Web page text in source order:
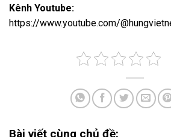
Kênh Youtube:
https://www.youtube.com/
Bài viết cùng chủ đề: